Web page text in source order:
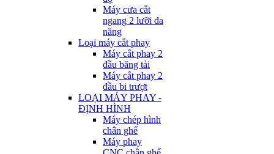
Máy cưa cắt
ngang 2 lưỡi đa
năng
Loại máy cắt phay
Máy cắt phay 2
đầu băng tải
Máy cắt phay 2
đầu bi trượt
LOẠI MÁY PHAY -
ĐỊNH HÌNH
Máy chép hình
chân ghế
Máy phay